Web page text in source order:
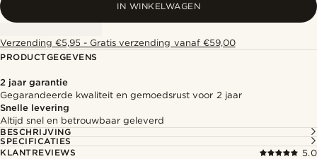
IN WINKELWAGEN
Verzending €5,95 - Gratis verzending vanaf €59,00
PRODUCTGEGEVENS
2 jaar garantie
Gegarandeerde kwaliteit en gemoedsrust voor 2 jaar
Snelle levering
Altijd snel en betrouwbaar geleverd
BESCHRIJVING
SPECIFICATIES
KLANTREVIEWS
5.0